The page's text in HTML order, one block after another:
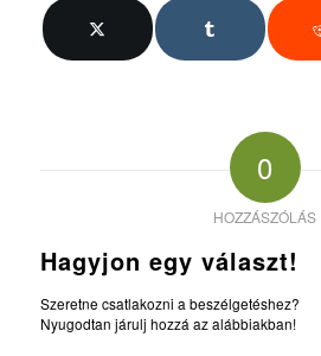
0
HOZZÁSZÓLÁS
Hagyjon egy választ!
Szeretne csatlakozni a beszélgetéshez?
Nyugodtan járulj hozzá az alábbiakban!